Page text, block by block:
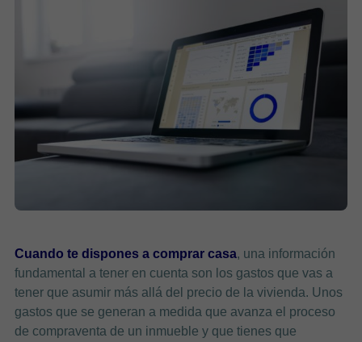
Cuando te dispones a comprar casa, una información
fundamental a tener en cuenta son los gastos que vas a
tener que asumir más allá del precio de la vivienda. Unos
gastos que se generan a medida que avanza el proceso
de compraventa de un inmueble y que tienes que